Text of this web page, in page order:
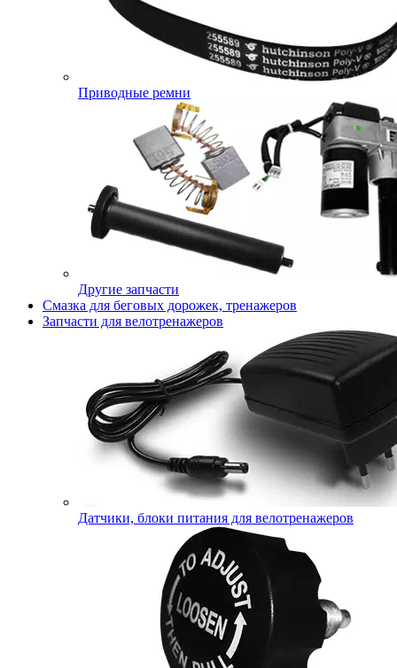
Приводные ремни
Другие запчасти
Смазка для беговых дорожек, тренажеров
Запчасти для велотренажеров
Датчики, блоки питания для велотренажеров